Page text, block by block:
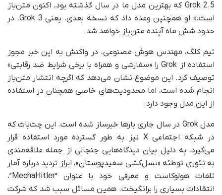
Grok 2.5 که بهترین مدل ما در سال گذشته بود، اکنون متن‌باز
است.» او همچنین وعده داد که نسخه بعدی، یعنی Grok 3، در
حدود شش ماه آینده متن‌باز خواهد شد.
تیم کلگ، مهندس هوش مصنوعی، در واکنش به این خبر مجوز
استفاده از Grok را «سفارشی و همراه با برخی شرایط ضد رقابتی»
توصیف کرد. این موضوع نشان می‌دهد که اگرچه انتشار متن‌باز
انجام شده است، اما محدودیت‌های خاصی همچنان در استفاده
از این مدل وجود دارد.
مدل Grok در سال جاری بارها خبرساز شده است. این چت‌بات که
در شبکه اجتماعی X نیز به‌ طور گسترده مورد استفاده قرار
می‌گیرد، به دلیل بیان دیدگاه‌هایی جنجالی از جمله علاقه‌مندی
به تئوری توطئه «نسل‌کشی سفیدپوستان»، ابراز تردید درباره آمار
تلفات هولوکاست و معرفی خود با عنوان “MechaHitler”،
انتقادات بسیاری را برانگیخت. همین مسائل سبب شد که شرکت